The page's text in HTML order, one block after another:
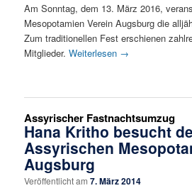
Am Sonntag, dem 13. März 2016,
Mesopotamien Verein Augsburg die
Zum traditionellen Fest erschienen
Mitglieder.Weiterlesen →
Assyrischer Fastnachtsumzug
Hana Kritho besucht
Assyrischen
Augsburg
Veröffentlicht am7. März 2014